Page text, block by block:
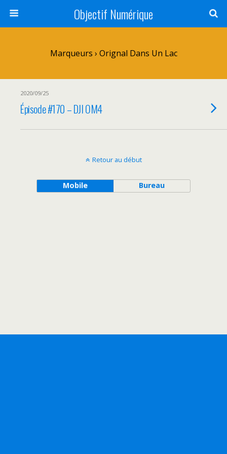
Objectif Numérique
Marqueurs › Orignal Dans Un Lac
2020/09/25
Épisode #170 – DJI OM4
Retour au début
Mobile Bureau